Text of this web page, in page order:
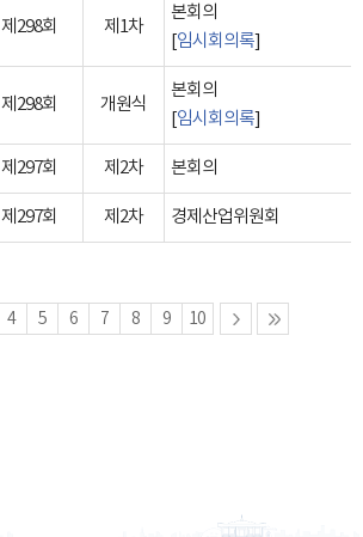
제298회 제1차
본회의
[임시회의록]
제298회 개원식
본회의
[임시회의록]
제297회 제2차 본회의
제297회 제2차 경제산업위원회
4 5 6 7 8 9 10